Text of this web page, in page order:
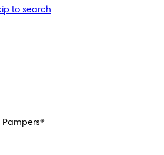
to search
Pampers®